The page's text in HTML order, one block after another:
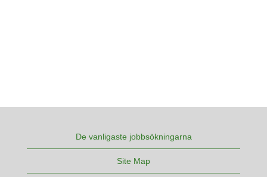
De vanligaste jobbsökningarna
Site Map